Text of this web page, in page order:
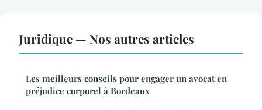
Juridique — Nos autres articles
Les meilleurs conseils pour engager un avocat en
préjudice corporel à Bordeaux